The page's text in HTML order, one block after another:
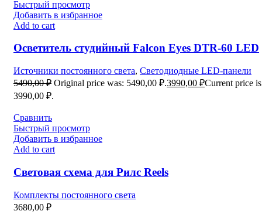
Быстрый просмотр
Добавить в избранное
Add to cart
Осветитель студийный Falcon Eyes DTR-60 LED
Источники постоянного света, Светодиодные LED-панели
5490,00₽ Original price was: 5490,00 ₽.3990,00 ₽Current price
3990,00 ₽.
Сравнить
Быстрый просмотр
Добавить в избранное
Add to cart
Световая схема для Рилс Reels
Комплекты постоянного света
3680,00 ₽